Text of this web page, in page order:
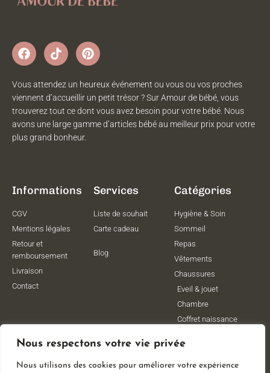
Nous respectons votre vie privée
Nous utilisons des cookies pour améliorer votre expérience
Vous attendez un heureux événement ou vous ou vos proches
viennent d’accueillir un petit trésor ? Sur Amour de bébé, vous
trouverez tout ce dont vous avez besoin pour votre bébé. Nous
avons une large gamme d’articles bébé au meilleur prix pour votre
plus grand bonheur.
Informations
CGV
Mentions légales
Retour et
remboursement
Livraison
Contact
Services
Liste de souhait
Carte cadeau
Blog
Catégories
Hygiène & Soin
Sommeil
Repas
Vêtements
Chaussures
Eveil & jouet
Chambre
Coffret naissance
Vêtements de
grossesse